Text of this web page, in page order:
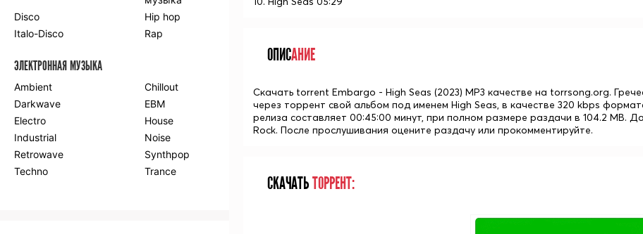
ОПИСАНИЕ
Скачать torrent Embargo - High Seas (2023) MP3 качестве на torrsong.org.
через торрент свой альбом под именем High Seas, в качестве 320 kbps
релиза составляет 00:45:00 минут, при полном размере раздачи в 104.2 MB.
Rock. После прослушивания оцените раздачу или прокомментируйте.
СКАЧАТЬТОРРЕНТ:
Disco
Hip hop
Italo-Disco
Rap
ЭЛЕКТРОННАЯ МУЗЫКА
Ambient
Chillout
Darkwave
EBM
Electro
House
Industrial
Noise
Retrowave
Synthpop
Techno
Trance